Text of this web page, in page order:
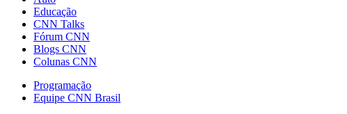
Educação
CNN Talks
Fórum CNN
Blogs CNN
Colunas CNN
Programação
Equipe CNN Brasil